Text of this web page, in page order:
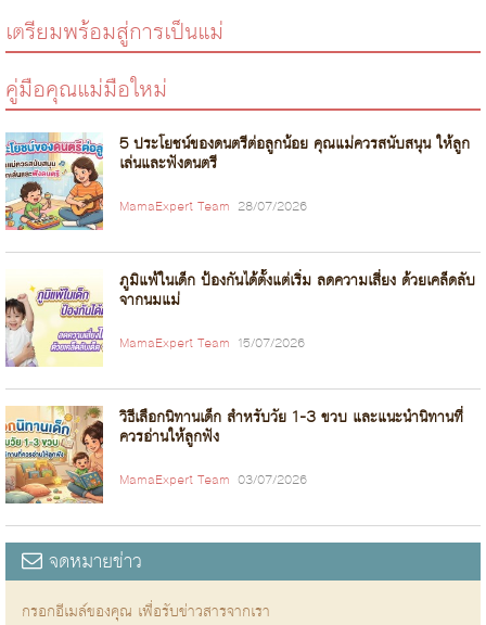
เตรียมพร้อมสู่การเป็นแม่
คู่มือคุณแม่มือใหม่
5 ประโยชน์ของดนตรีต่อลูกน้อย คุณแม่ควรสนับสนุน ให้ลูก
เล่นและฟังดนตรี
MamaExpert Team 28/07/2026
ภูมิแพ้ในเด็ก ป้องกันได้ตั้งแต่เริ่ม ลดความเสี่ยง ด้วยเคล็ดลับ
จากนมแม่
MamaExpert Team 15/07/2026
วิธีเลือกนิทานเด็ก สำหรับวัย 1-3 ขวบ และแนะนำนิทานที่
ควรอ่านให้ลูกฟัง
MamaExpert Team 03/07/2026
จดหมายข่าว
กรอกอีเมล์ของคุณ เพื่อรับข่าวสารจากเรา